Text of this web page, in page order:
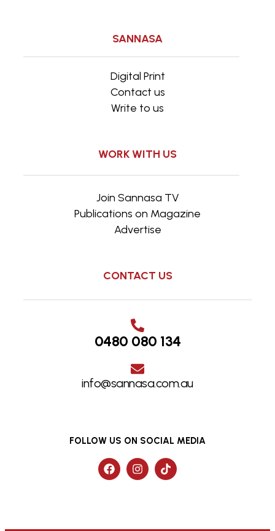
SANNASA
Digital Print
Contact us
Write to us
WORK WITH US
Join Sannasa TV
Publications on Magazine
Advertise
CONTACT US
0480 080 134
info@sannasa.com.au
FOLLOW US ON SOCIAL MEDIA